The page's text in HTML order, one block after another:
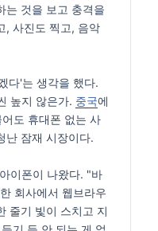
는 것을 보고 충격을
, 사진도 찍고, 음악
다'는 생각을 했다.
높지 않은가. 중국에
도 휴대폰 없는 사
난 잠재 시장이다.
이폰이 나왔다. "바
회사에서 웹브라우
줄기 빛이 스치고 지